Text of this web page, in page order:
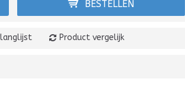
BESTELLEN
Product vergelijk